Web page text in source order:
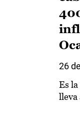
26
Es
lleva